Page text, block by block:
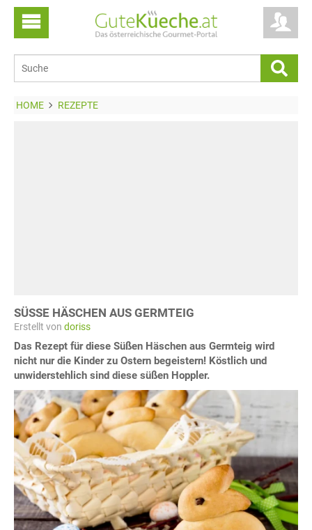
HOME REZEPTE
SÜSSE HÄSCHEN AUS GERMTEIG
Erstellt von doriss
Das Rezept für diese Süßen Häschen aus Germteig wird
nicht nur die Kinder zu Ostern begeistern! Köstlich und
unwiderstehlich sind diese süßen Hoppler.